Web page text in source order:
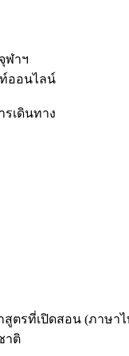
ฬาฯ
ออนไลน์
เดินทาง
สูตรที่เปิดสอน (ภาษาไ
าติ